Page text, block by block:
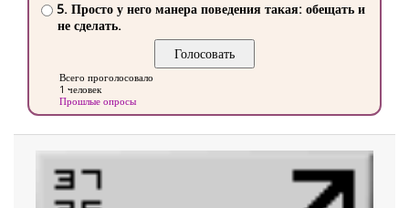
5. Просто у него манера поведения такая: обещать и
не сделать.
Всего проголосовало
1 человек
Прошлые опросы